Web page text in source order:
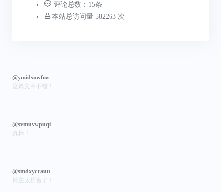
评论总数：15条
本站总访问量 582263 次
@ymidsuwfoa
这篇文章不错！
@svmuvwpuqi
真棒！
@smdxydrauu
博主太厉害了！